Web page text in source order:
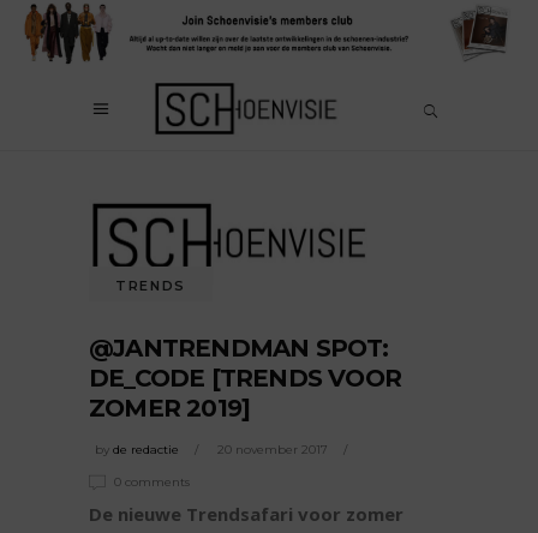
TRENDS
@JANTRENDMAN SPOT:
DE_CODE [TRENDS VOOR
ZOMER 2019]
by de redactie 20 november 2017
0 comments
De nieuwe Trendsafari voor zomer